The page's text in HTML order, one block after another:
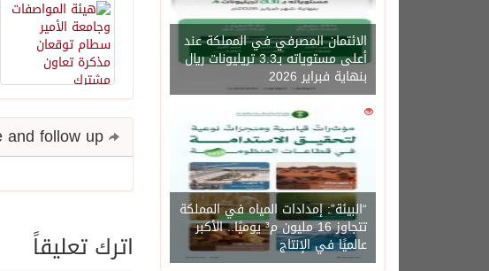
الائتمان المصرفي في المملكة عند
أعلى مستوياته بـ3.3 تريليونات ريال
بنهاية فبراير 2026
1450
“البيئة”: إمدادات المياه في المملكة
تتجاوز 16 مليون م³ يوميًا.. الأكبر
عالميًا في الإنتاج اترك تعليقاً